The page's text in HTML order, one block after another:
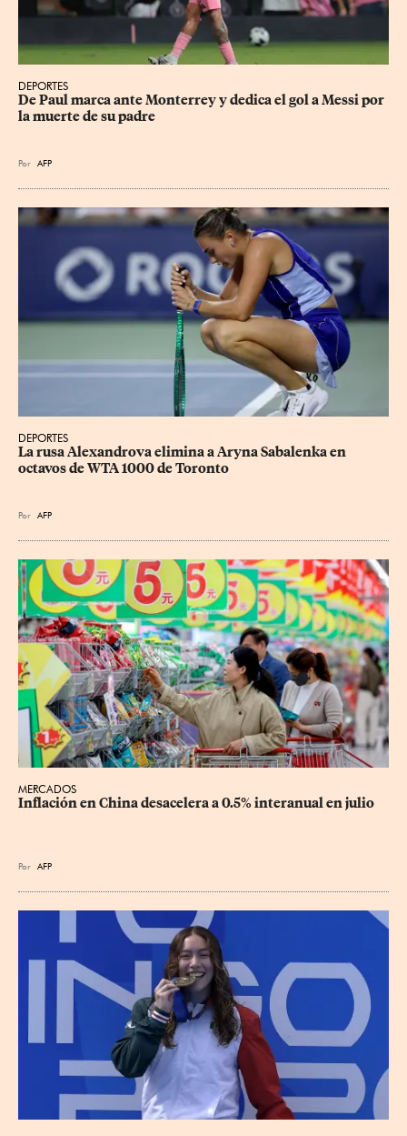
DEPORTES
De Paul marca ante Monterrey y dedica el gol a Messi por
la muerte de su padre
Por AFP
DEPORTES
La rusa Alexandrova elimina a Aryna Sabalenka en
octavos de WTA 1000 de Toronto
Por AFP
MERCADOS
Inflación en China desacelera a 0.5% interanual en julio
Por AFP